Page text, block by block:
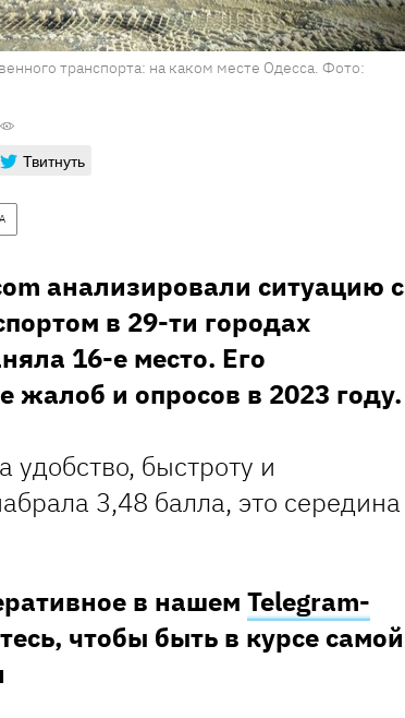
транспорта: на каком месте Одесса. Фото:
Твитнуть
анализировали ситуацию с
в 29-ти городах
16-е место. Его
жалоб и опросов в 2023 году.
быстроту и
3,48 балла, это середина
в нашем Telegram-
чтобы быть в курсе самой